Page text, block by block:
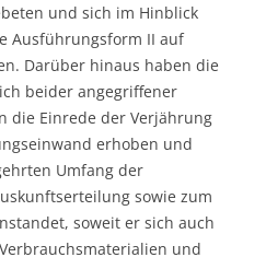
und sich im Hinblick
Ausführungsform II auf
Darüber hinaus haben die
beider angegriffener
die Einrede der Verjährung
erhoben und
Umfang der
sowie zum
soweit er sich auch
und